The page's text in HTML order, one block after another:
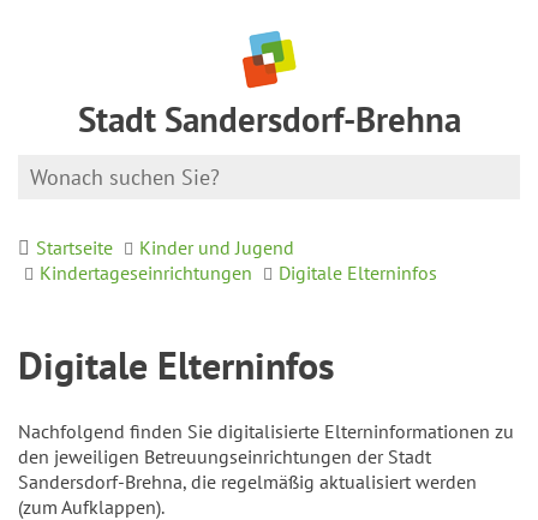
Stadt Sandersdorf-Brehna
Startseite
Kinder und Jugend
Kindertageseinrichtungen
Digitale Elterninfos
Digitale Elterninfos
Nachfolgend finden Sie digitalisierte Elterninformationen zu
den jeweiligen Betreuungseinrichtungen der Stadt
Sandersdorf-Brehna, die regelmäßig aktualisiert werden
(zum Aufklappen).